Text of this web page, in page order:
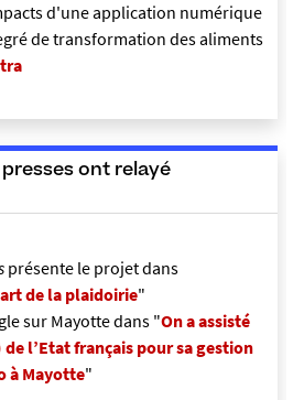
d'une application numérique
de transformation des aliments
ont relayé
présente le projet dans
de la plaidoirie"
sur Mayotte dans "On a assisté
l’Etat français pour sa gestion
à Mayotte"